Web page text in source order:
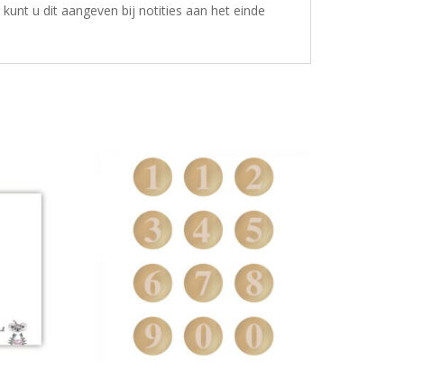
u dit aangeven bij notities aan het einde